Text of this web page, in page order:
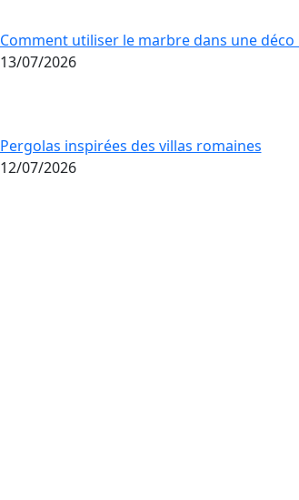
Comment utiliser le marbre dans une
13/07/2026
Pergolas inspirées des villas romaines
12/07/2026